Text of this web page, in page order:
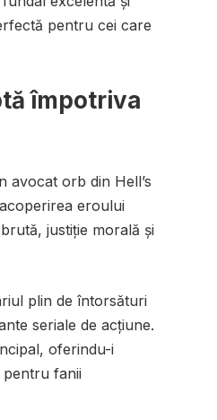
pentru cei care
împotriva
avocat orb din Hell’s
eroului
justiție morală și
plin de întorsături
seriale de acțiune.
oferindu-i
pentru fanii